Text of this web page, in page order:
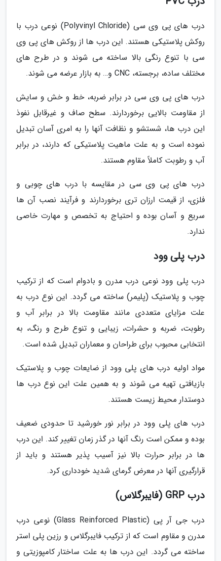
درب های پی وی سی (Polyvinyl Chloride) نوعی درب با
روکش پلاستیکی هستند. این درب ها از روکش های پی وی
سی با تنوع رنگی بالا ساخته می شوند و در طرح های
مختلف ساده، برجسته، CNC و… به بازار عرضه می شوند.
درب های پی وی سی در برابر ضربه، خط و خش و سایش
از مقاومت بالایی برخوردارند. سطح صاف و غیرقابل نفوذ
این درب ها، شستشو و نظافت آنها را به امری آسان تبدیل
نموده است و به علت ماهیت پلاستیکی که دارند، در برابر
آب و رطوبت کاملاً مقاوم هستند.
درب های پی وی سی در مقایسه با درب های چوبی و
فلزی، از قیمت ارزان تری برخوردارند و فرآیند نصب آن ها
سریع و آسان بوده و احتیاج به تخصص و مهارت خاصی
ندارد.
درب پلی وود
درب پلی وود نوعی درب مدرن و بادوام است که از ترکیب
چوب و پلاستیک (پلیمر) ساخته می گردد. این نوع درب به
علت مزایای متعددی مانند مقاومت بالا در برابر آب و
رطوبت، ضربه و حشرات، زیبایی و تنوع طرح و رنگ، به
انتخابی محبوب برای طراحان و معماران تبدیل شده است.
مواد اولیه درب های پلی وود از ضایعات چوب و پلاستیک
بازیافتی تهیه می شوند و به همین علت این نوع درب ها
دوستدار محیط زیست هستند.
درب های پلی وود در برابر نور خورشید تا حدودی ضعیف
بوده و ممکن است رنگ آنها در گذر زمان تغییر کند. این درب
ها در برابر حرارت بالا نیز آسیب پذیر هستند و باید از
قرارگیری آنها در معرض گرمای شدید خودداری کرد.
درب GRP (فایبرگلاس)
درب جی آر پی (Glass Reinforced Plastic) نوعی درب
مدرن و مقاوم است که از ترکیب فایبرگلاس و رزین پلی استر
ساخته می گردد. این درب ها به علت ساختار کامپوزیتی و